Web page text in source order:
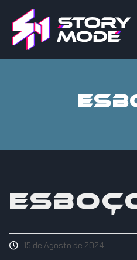
15 de Agosto de 2024